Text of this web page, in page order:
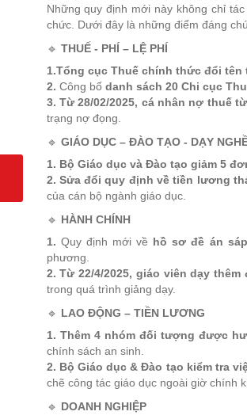
Những quy định mới này không chỉ
chức. Dưới đây là những điểm đáng
🔹 THUẾ - PHÍ – LỆ PHÍ
1.Tổng cục Thuế chính thức đổi tên
2. Công bố danh sách 20 Chi cục
3. Từ 28/02/2025, cá nhân nợ thuế
trạng nợ đọng.
🔹 GIÁO DỤC – ĐÀO TẠO - DẠY
1. Bộ Giáo dục và Đào tạo giảm 5
2. Sửa đổi quy định về tiền lương
của cán bộ ngành giáo dục.
🔹 HÀNH CHÍNH
1. Quy định mới về hồ sơ đề án
phương.
2.Từ 22/4/2025, giáo viên dạy
trong quá trình giảng dạy.
🔹 LAO ĐỘNG – TIỀN LƯƠNG
1. Thêm 4 nhóm đối tượng được
chính sách an sinh.
2. Bộ Giáo dục & Đào tạo kiểm tra
chẽ công tác giáo dục ngoài giờ chính
🔹 DOANH NGHIỆP